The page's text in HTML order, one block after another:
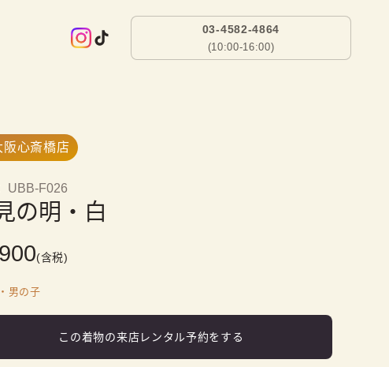
03-4582-4864
(10:00-16:00)
阪心斎橋店
UBB-F026
の明・白
(含税)
男の子
この着物の来店レンタル予約をする